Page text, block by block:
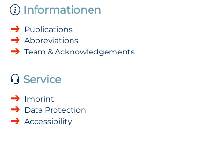
Informationen
Publications
Abbreviations
Team & Acknowledgements
Service
Imprint
Data Protection
Accessibility